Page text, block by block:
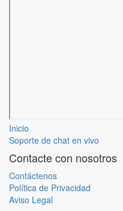
Inicio
Soporte de chat en vivo
Contacte con nosotros
Contáctenos
Política de Privacidad
Aviso Legal